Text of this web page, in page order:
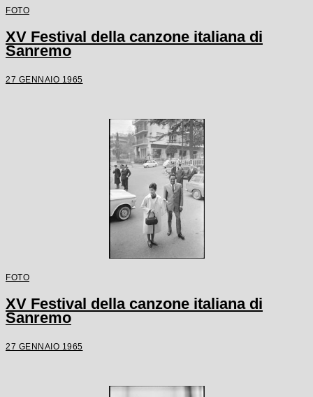
FOTO
XV Festival della canzone italiana di
Sanremo
27 GENNAIO 1965
FOTO
XV Festival della canzone italiana di
Sanremo
27 GENNAIO 1965